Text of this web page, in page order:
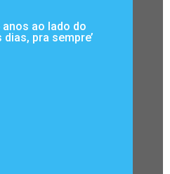
ao lado do
pra sempre’